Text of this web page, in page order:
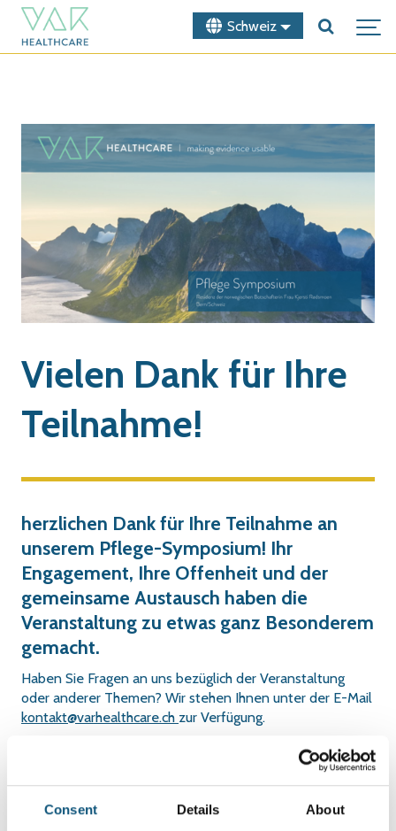
Consent Details About
Schweiz
Vielen Dank für Ihre
Teilnahme!
herzlichen Dank für Ihre Teilnahme an
unserem Pflege-Symposium! Ihr
Engagement, Ihre Offenheit und der
gemeinsame Austausch haben die
Veranstaltung zu etwas ganz Besonderem
gemacht.
Haben Sie Fragen an uns bezüglich der Veranstaltung
oder anderer Themen? Wir stehen Ihnen unter der E-Mail
kontakt@varhealthcare.ch zur Verfügung.
Hier können Sie die Präsentation vom Forum im PDF-